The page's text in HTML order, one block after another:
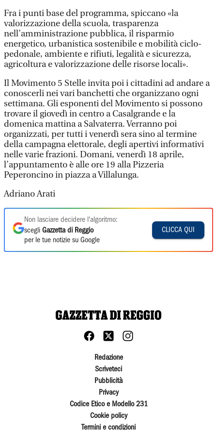
Fra i punti base del programma, spiccano «la
valorizzazione della scuola, trasparenza
nell’amministrazione pubblica, il risparmio
energetico, urbanistica sostenibile e mobilità ciclo-
pedonale, ambiente e rifiuti, legalità e sicurezza,
agricoltura e valorizzazione delle risorse locali».
Il Movimento 5 Stelle invita poi i cittadini ad andare a
conoscerli nei vari banchetti che organizzano ogni
settimana. Gli esponenti del Movimento si possono
trovare il giovedì in centro a Casalgrande e la
domenica mattina a Salvaterra. Verranno poi
organizzati, per tutti i venerdì sera sino al termine
della campagna elettorale, degli apertivi informativi
nelle varie frazioni. Domani, venerdì 18 aprile,
l’appuntamento è alle ore 19 alla Pizzeria
Peperoncino in piazza a Villalunga.
Adriano Arati
Non lasciare decidere l'algoritmo:
scegli Gazzetta di Reggio
per le tue notizie su Google
CLICCA QUI
Redazione
Scriveteci
Pubblicità
Privacy
Codice Etico e Modello 231
Cookie policy
Termini e condizioni